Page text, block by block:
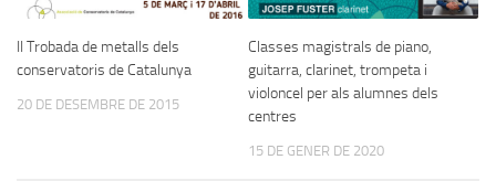
II Trobada de metalls dels
conservatoris de Catalunya
20 DE DESEMBRE DE 2015
Classes magistrals de piano,
guitarra, clarinet, trompeta i
violoncel per als alumnes dels
centres
15 DE GENER DE 2020